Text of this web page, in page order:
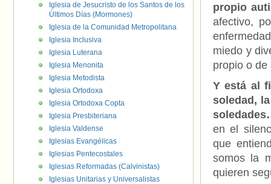
propio
afectivo,
miedo y
propio o
Y está al
soledad,
en el
que
somos la
quieren
Iglesia de Jesucristo de los Santos de los
Últimos Días (Mormones)
Iglesia de la Comunidad Metropolitana
Iglesia Inclusiva
Iglesia Luterana
Iglesia Menonita
Iglesia Metodista
Iglesia Ortodoxa
Iglesia Ortodoxa Copta
Iglesia Presbiteriana
Iglesia Valdense
Iglesias Evangélicas
Iglesias Pentecostales
Iglesias Reformadas (Calvinistas)
Iglesias Unitarias y Universalistas